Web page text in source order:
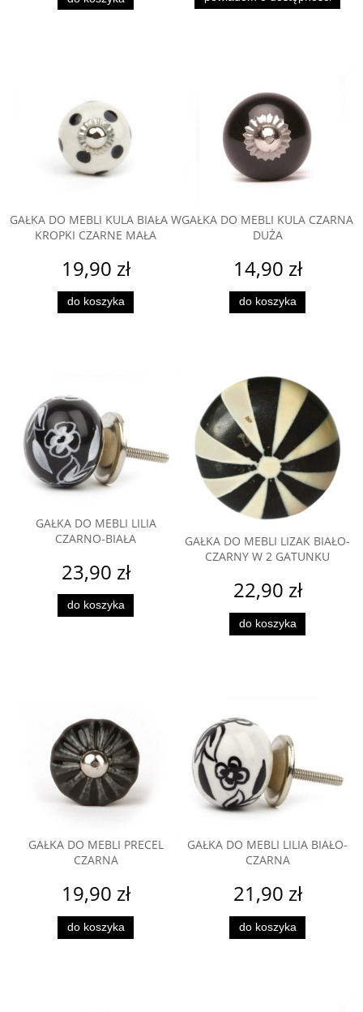
GAŁKA DO MEBLI KULA BIAŁA W
KROPKI CZARNE MAŁA
19,90 zł
do koszyka
GAŁKA DO MEBLI KULA CZARNA
DUŻA
14,90 zł
do koszyka
GAŁKA DO MEBLI LILIA
CZARNO-BIAŁA
23,90 zł
do koszyka
GAŁKA DO MEBLI LIZAK BIAŁO-
CZARNY W 2 GATUNKU
22,90 zł
do koszyka
GAŁKA DO MEBLI PRECEL
CZARNA
19,90 zł
do koszyka
GAŁKA DO MEBLI LILIA BIAŁO-
CZARNA
21,90 zł
do koszyka